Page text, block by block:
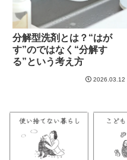
分解型洗剤とは？“はが
す”のではなく“分解す
る”という考え方
2026.03.12